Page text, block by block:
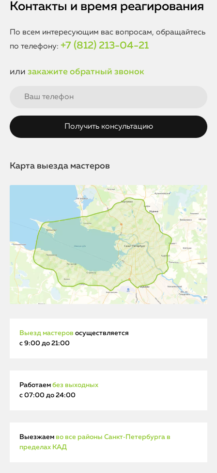
Контакты и время реагирования
По всем интересующим вас вопросам, обращайтесь
по телефону: +7 (812) 213-04-21
или закажите обратный звонок
Карта выезда мастеров
Выезд мастеров осуществляется
с 9:00 до 21:00
Работаем без выходных
с 07:00 до 24:00
Выезжаем во все районы Санкт‑Петербурга в
пределах КАД